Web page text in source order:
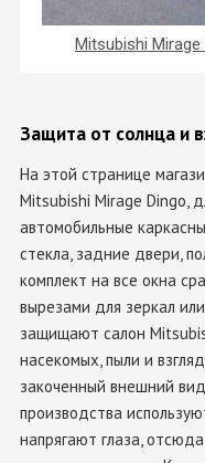
Mitsubishi
Защита от солнца и
На этой странице
Mitsubishi Mirage Dingo,
автомобильные
стекла, задние двери,
комплект на все окна
вырезами для зеркал
защищают салон
насекомых, пыли и
закоченный внешний
производства
напрягают глаза,